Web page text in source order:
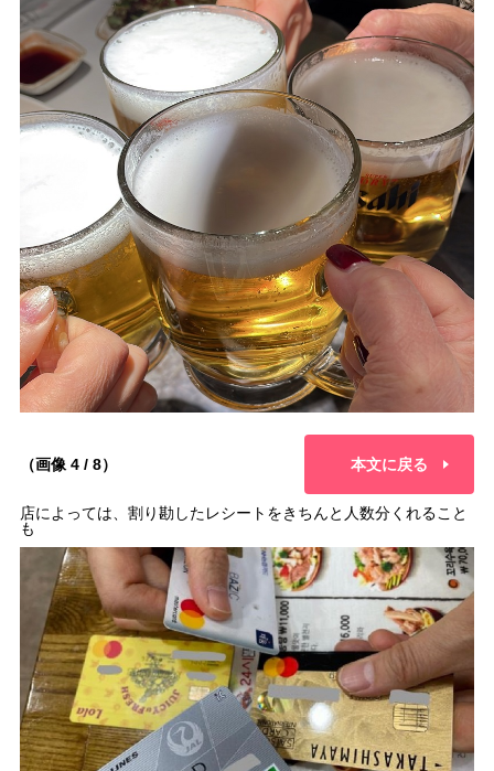
（画像 4 / 8） 本文に戻る
店によっては、割り勘したレシートをきちんと人数分くれること
も